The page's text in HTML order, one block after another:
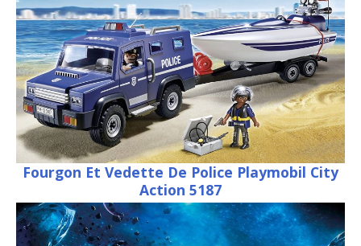
Fourgon Et Vedette De Police Playmobil City
Action 5187